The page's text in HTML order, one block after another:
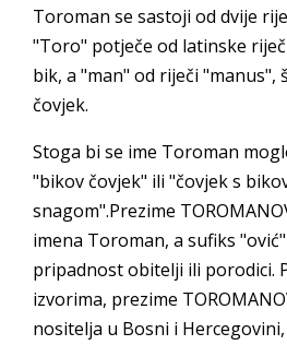
Toroman se sastoji od dvije
"Toro" potječe od latinske
bik, a "man" od riječi "manus",
čovjek.
Stoga bi se ime Toroman
"bikov čovjek" ili "čovjek s
snagom".Prezime
imena Toroman, a sufiks
pripadnost obitelji ili porodici.
izvorima, prezime
nositelja u Bosni i